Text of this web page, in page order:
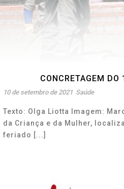
CONCRETAGEM
10 de setembro de 2021 Saúde
Texto: Olga Liotta Imagem:
da Criança e da Mulher,
feriado [...]